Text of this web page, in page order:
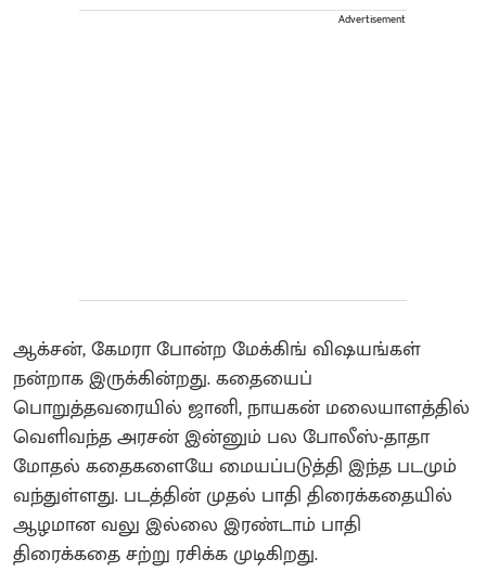
Advertisement
ஆக்சன், கேமரா போன்ற மேக்கிங் விஷயங்கள்
நன்றாக இருக்கின்றது. கதையைப்
பொறுத்தவரையில் ஜானி, நாயகன் மலையாளத்தில்
வெளிவந்த அரசன் இன்னும் பல போலீஸ்-தாதா
மோதல் கதைகளையே மையப்படுத்தி இந்த படமும்
வந்துள்ளது. படத்தின் முதல் பாதி திரைக்கதையில்
ஆழமான வலு இல்லை இரண்டாம் பாதி
திரைக்கதை சற்று ரசிக்க முடிகிறது.